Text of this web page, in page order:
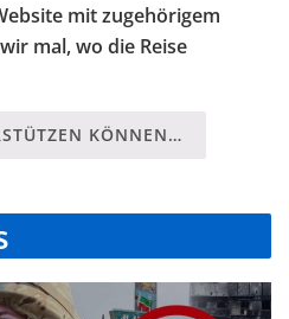
mit zugehörigem
mal, wo die Reise
KÖNNEN…